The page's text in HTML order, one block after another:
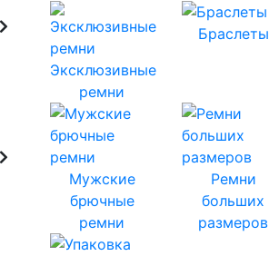
Эксклюзивные
ремни
Браслеты
Мужские
брючные
ремни
Ремни
больших
размеров